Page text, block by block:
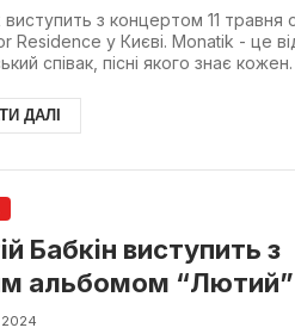
з концертом 11 травня
Residence у Києві. Monatik - це
співак, пісні якого знає
ДАЛІ
Бабкін виступить з
альбомом
2024